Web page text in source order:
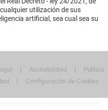
utilización de sus
artificial, sea cual sea su
Accesibilidad
Política
Configuración de Cookies